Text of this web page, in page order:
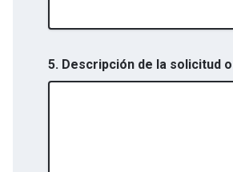
5. Descripción de la solicitud